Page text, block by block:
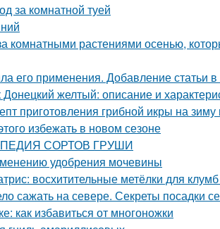
за комнатной туей
комнатными растениями осенью,
его применения. Добавление статьи
желтый: описание и
приготовления грибной икры на зиму
избежать в новом сезоне
СОРТОВ ГРУШИ
удобрения мочевины
восхитительные метёлки для
сажать на севере. Секреты посадки
как избавиться от многоножки